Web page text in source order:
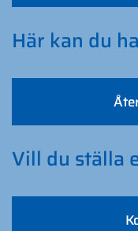
Här kan du
Vill du ställa